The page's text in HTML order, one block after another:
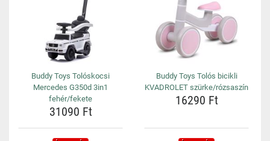
Buddy Toys Tolóskocsi
Mercedes G350d 3in1
fehér/fekete
31090 Ft
Buddy Toys Tolós bicikli
KVADROLET szürke/rózsaszín
16290 Ft